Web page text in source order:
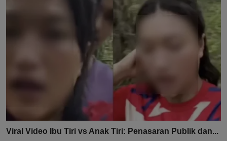
Viral Video Ibu Tiri vs Anak Tiri: Penasaran Publik dan...